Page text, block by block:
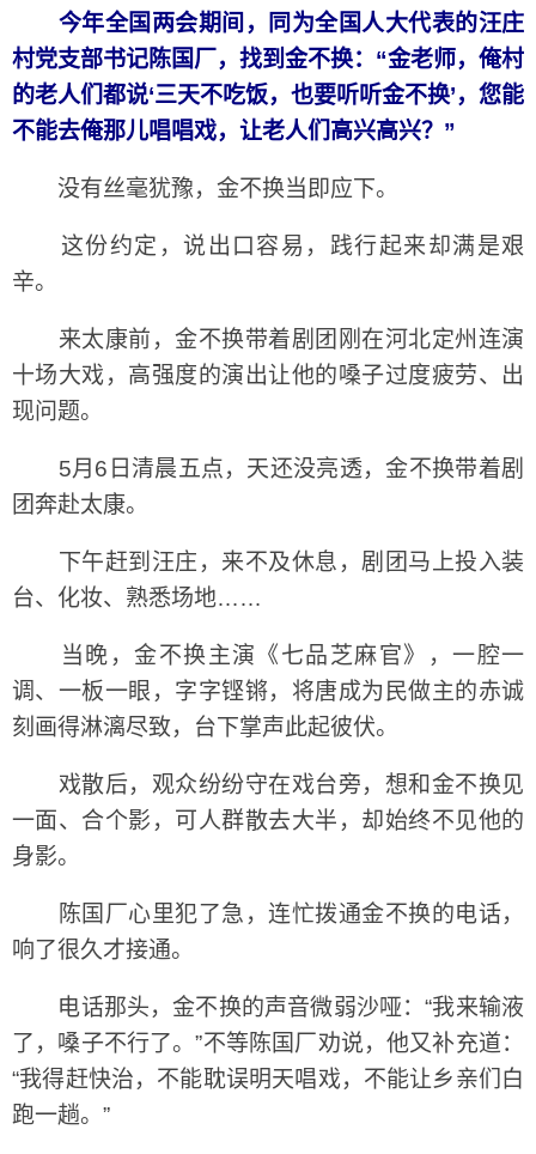
今年全国两会期间，同为全国人大代表的汪庄
村党支部书记陈国厂，找到金不换：“金老师，俺村
的老人们都说‘三天不吃饭，也要听听金不换’，您能
不能去俺那儿唱唱戏，让老人们高兴高兴？”
没有丝毫犹豫，金不换当即应下。
这份约定，说出口容易，践行起来却满是艰
辛。
来太康前，金不换带着剧团刚在河北定州连演
十场大戏，高强度的演出让他的嗓子过度疲劳、出
现问题。
5月6日清晨五点，天还没亮透，金不换带着剧
团奔赴太康。
下午赶到汪庄，来不及休息，剧团马上投入装
台、化妆、熟悉场地……
当晚，金不换主演《七品芝麻官》，一腔一
调、一板一眼，字字铿锵，将唐成为民做主的赤诚
刻画得淋漓尽致，台下掌声此起彼伏。
戏散后，观众纷纷守在戏台旁，想和金不换见
一面、合个影，可人群散去大半，却始终不见他的
身影。
陈国厂心里犯了急，连忙拨通金不换的电话，
响了很久才接通。
电话那头，金不换的声音微弱沙哑：“我来输液
了，嗓子不行了。”不等陈国厂劝说，他又补充道：
“我得赶快治，不能耽误明天唱戏，不能让乡亲们白
跑一趟。”